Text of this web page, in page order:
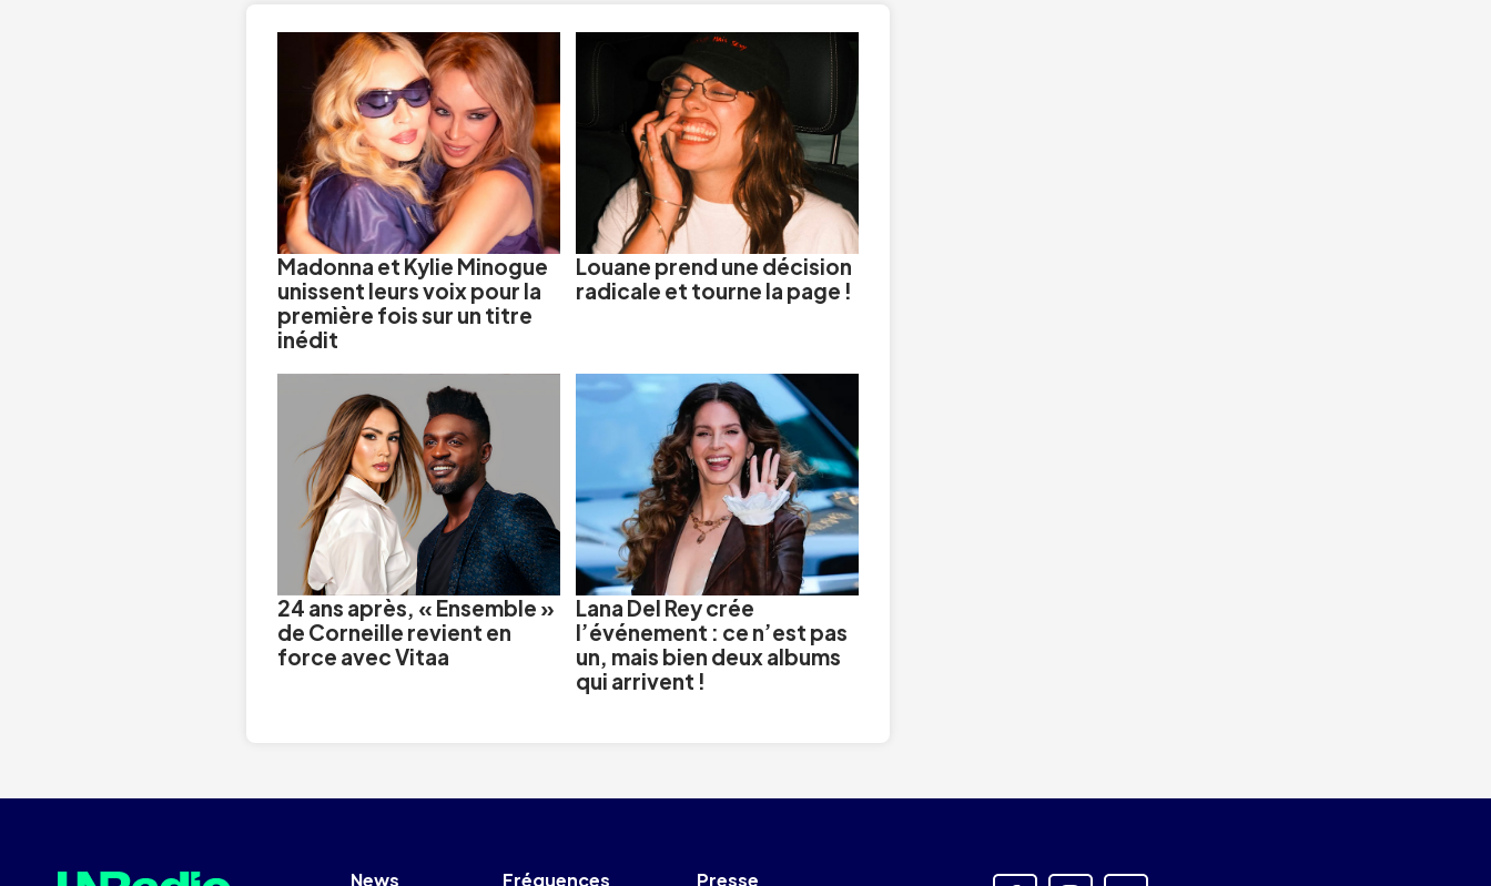
Madonna et Kylie Minogue
unissent leurs voix pour la
première fois sur un titre
inédit
Louane prend une décision
radicale et tourne la page !
24 ans après, « Ensemble »
de Corneille revient en
force avec Vitaa
Lana Del Rey crée
l’événement : ce n’est pas
un, mais bien deux albums
qui arrivent !
News Fréquences Presse